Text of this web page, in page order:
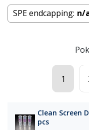
SPE endcapping: n/
1
Clean Screen
pcs